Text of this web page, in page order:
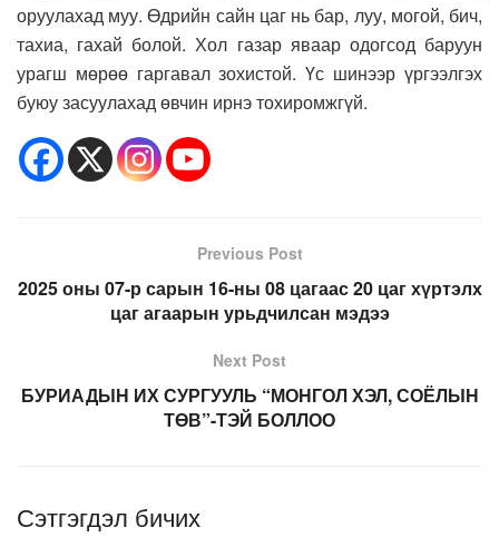
оруулахад муу. Өдрийн сайн цаг нь бар, луу, могой, бич,
тахиа, гахай болой. Хол газар яваар одогсод баруун
урагш мөрөө гаргавал зохистой. Үс шинээр үргээлгэх
буюу засуулахад өвчин ирнэ тохиромжгүй.
Previous Post
2025 оны 07-р сарын 16-ны 08 цагаас 20 цаг хүртэлх
цаг агаарын урьдчилсан мэдээ
Next Post
БУРИАДЫН ИХ СУРГУУЛЬ “МОНГОЛ ХЭЛ, СОЁЛЫН
ТӨВ”-ТЭЙ БОЛЛОО
Сэтгэгдэл бичих